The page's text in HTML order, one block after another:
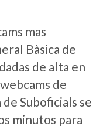
mas
Bàsica de
de alta en
de
Suboficials se
minutos para